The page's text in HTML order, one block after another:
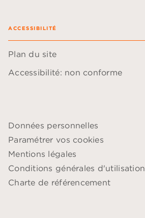
ACCESSIBILITÉ
Plan du site
Accessibilité: non conforme
Données personnelles
Paramétrer vos cookies
Mentions légales
Conditions générales d'utilisation
Charte de référencement